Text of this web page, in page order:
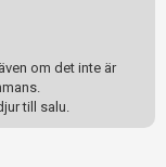
om det inte är
till salu.